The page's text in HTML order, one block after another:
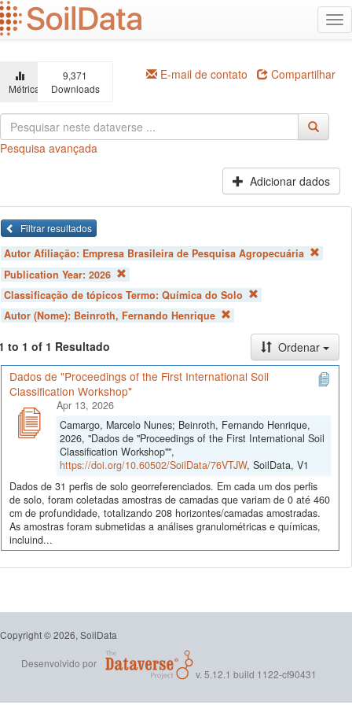
Ir
para
o
principal
Métricas
9,371
Downloads
E-mail de contato Compartilhar
Pesquisa avançada
Adicionar dados
Filtrar resultados
Autor Afiliação: Empresa Brasileira de Pesquisa Agropecuária
Publication Year: 2026
Classificação de tópicos Termo: Química do Solo
Autor (Nome): Beinroth, Fernando Henrique
to 1 of 1 Resultado
Ordenar
Dados de "Proceedings of the First International Soil
Classification Workshop"
Apr 13, 2026
Camargo, Marcelo Nunes; Beinroth, Fernando Henrique,
2026, "Dados de "Proceedings of the First International Soil
Classification Workshop"",
https://doi.org/10.60502/SoilData/76VTJW, SoilData, V1
Dados de 31 perfis de solo georreferenciados. Em cada um dos perfis
de solo, foram coletadas amostras de camadas que variam de 0 até 460
cm de profundidade, totalizando 208 horizontes/camadas amostradas.
As amostras foram submetidas a análises granulométricas e químicas,
incluind...
Copyright © 2026, SoilData
Desenvolvido por
v. 5.12.1 build 1122-cf90431